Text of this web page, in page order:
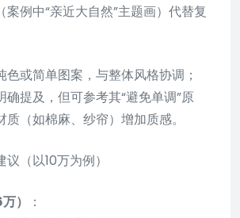
案例中“亲近大自然”主题画）代替复
色或简单图案，与整体风格协调；
确提及，但可参考其“避免单调”原
质（如棉麻、纱帘）增加质感。
（以10万为例）
）
：